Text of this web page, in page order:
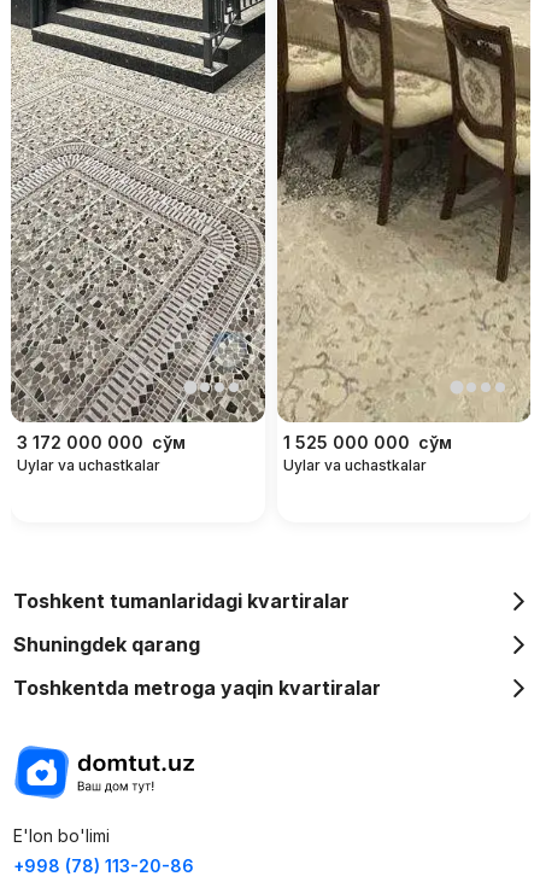
3 172 000 000 сўм
Uylar va uchastkalar
1 525 000 000 сўм
Uylar va uchastkalar
Toshkent tumanlaridagi kvartiralar
Shuningdek qarang
Toshkentda metroga yaqin kvartiralar
E'lon bo'limi
+998 (78) 113-20-86